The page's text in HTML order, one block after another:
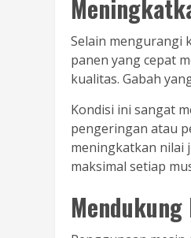
Selain mengurangi
panen yang cepat
kualitas. Gabah
Kondisi ini sangat
pengeringan atau
meningkatkan nilai
maksimal setiap